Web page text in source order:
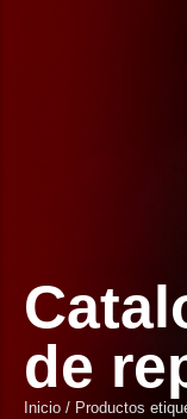
de
Inicio / Productos